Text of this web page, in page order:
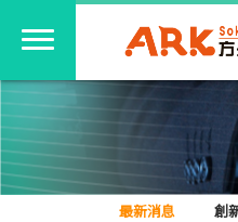
最新消息 創